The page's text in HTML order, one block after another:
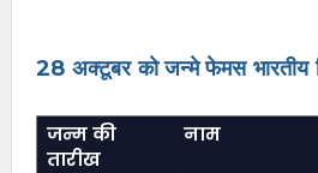
28 अक्टूबर को जन्मे फेमस भारतीय
जन्म की
तारीख
नाम